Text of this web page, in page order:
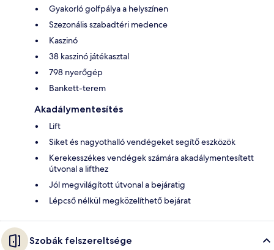
Gyakorló golfpálya a helyszínen
Szezonális szabadtéri medence
Kaszinó
38 kaszinó játékasztal
798 nyerőgép
Bankett-terem
Akadálymentesítés
Lift
Siket és nagyothalló vendégeket segítő eszközök
Kerekesszékes vendégek számára akadálymentesített
útvonal a lifthez
Jól megvilágított útvonal a bejáratig
Lépcső nélkül megközelíthető bejárat
Szobák felszereltsége